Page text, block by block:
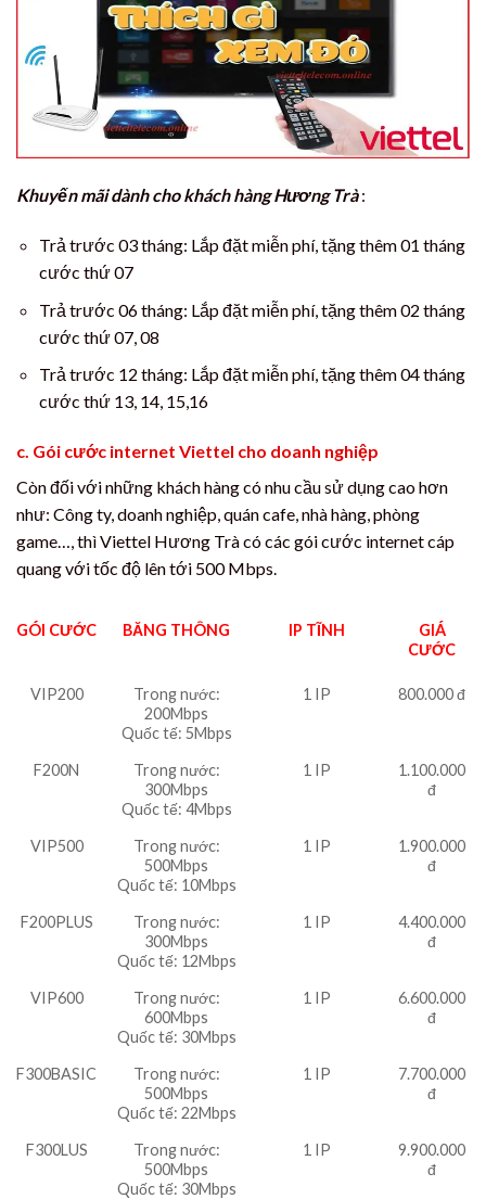
Khuyến mãi dành cho khách hàng Hương Trà:
Trả trước 03 tháng: Lắp đặt miễn phí, tặng thêm 01 tháng
cước thứ 07
Trả trước 06 tháng: Lắp đặt miễn phí, tặng thêm 02 tháng
cước thứ 07, 08
Trả trước 12 tháng: Lắp đặt miễn phí, tặng thêm 04 tháng
cước thứ 13, 14, 15,16
c. Gói cước internet Viettel cho doanh nghiệp
Còn đối với những khách hàng có nhu cầu sử dụng cao hơn
như: Công ty, doanh nghiệp, quán cafe, nhà hàng, phòng
game…, thì Viettel Hương Trà có các gói cước internet cáp
quang với tốc độ lên tới 500 Mbps.
GÓI CƯỚC BĂNG THÔNG IP TĨNH
GIÁ
CƯỚC
VIP200
Trong nước:
200Mbps
Quốc tế: 5Mbps
1 IP 800.000 đ
F200N
Trong nước:
300Mbps
Quốc tế: 4Mbps
1 IP
1.100.000
đ
VIP500
Trong nước:
500Mbps
Quốc tế: 10Mbps
1 IP
1.900.000
đ
F200PLUS
Trong nước:
300Mbps
Quốc tế: 12Mbps
1 IP
4.400.000
đ
VIP600
Trong nước:
600Mbps
Quốc tế: 30Mbps
1 IP
6.600.000
đ
F300BASIC
Trong nước:
500Mbps
Quốc tế: 22Mbps
1 IP
7.700.000
đ
F300LUS
Trong nước:
500Mbps
Quốc tế: 30Mbps
1 IP
9.900.000
đ